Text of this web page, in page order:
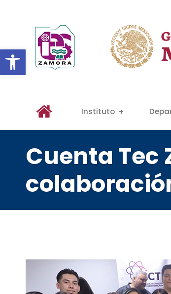
Abrir barra de
Instituto
Cuenta Tec